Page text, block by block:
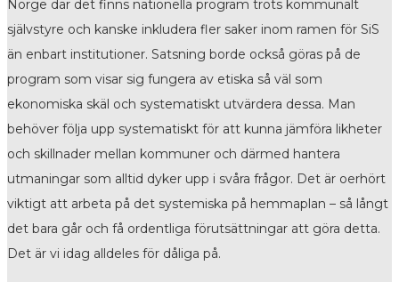
Norge där det finns nationella program trots kommunalt
självstyre och kanske inkludera fler saker inom ramen för SiS
än enbart institutioner. Satsning borde också göras på de
program som visar sig fungera av etiska så väl som
ekonomiska skäl och systematiskt utvärdera dessa. Man
behöver följa upp systematiskt för att kunna jämföra likheter
och skillnader mellan kommuner och därmed hantera
utmaningar som alltid dyker upp i svåra frågor. Det är oerhört
viktigt att arbeta på det systemiska på hemmaplan – så långt
det bara går och få ordentliga förutsättningar att göra detta.
Det är vi idag alldeles för dåliga på.